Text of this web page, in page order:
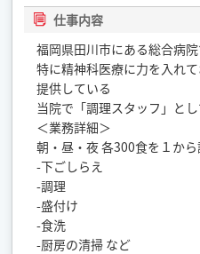
仕事内容
福岡県田川市にある総合病院
特に精神科医療に力を入れ
提供している
当院で「調理スタッフ」と
＜業務詳細＞
朝・昼・夜 各300食を１から
-下ごしらえ
-調理
-盛付け
-食洗
-厨房の清掃 など